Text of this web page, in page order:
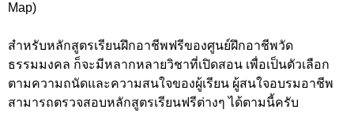
Map)
สำหรับหลักสูตรเรียนฝึกอาชีพฟรีของศูนย์ฝึกอาชีพวัด
ธรรมมงคล ก็จะมีหลากหลายวิชาที่เปิดสอน เพื่อเป็นตัวเลือก
ตามความถนัดและความสนใจของผู้เรียน ผู้สนใจอบรมอาชีพ
สามารถตรวจสอบหลักสูตรเรียนฟรีต่างๆ ได้ตามนี้ครับ